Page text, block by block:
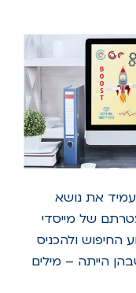
את נושא
של מייסדי
החיפוש ולהכניס
הייתה – מילים